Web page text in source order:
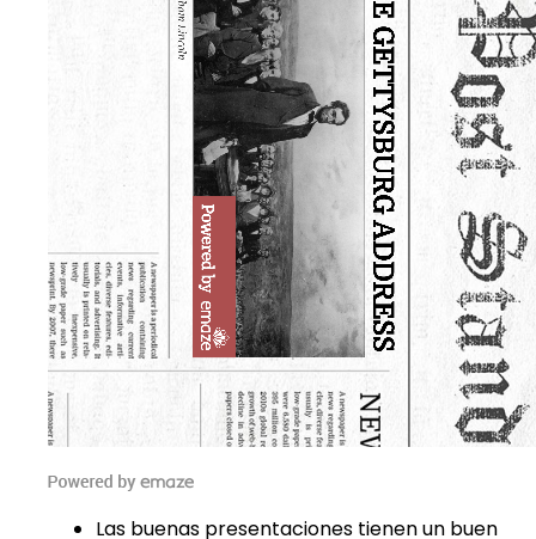
Las buenas presentaciones tienen un buen